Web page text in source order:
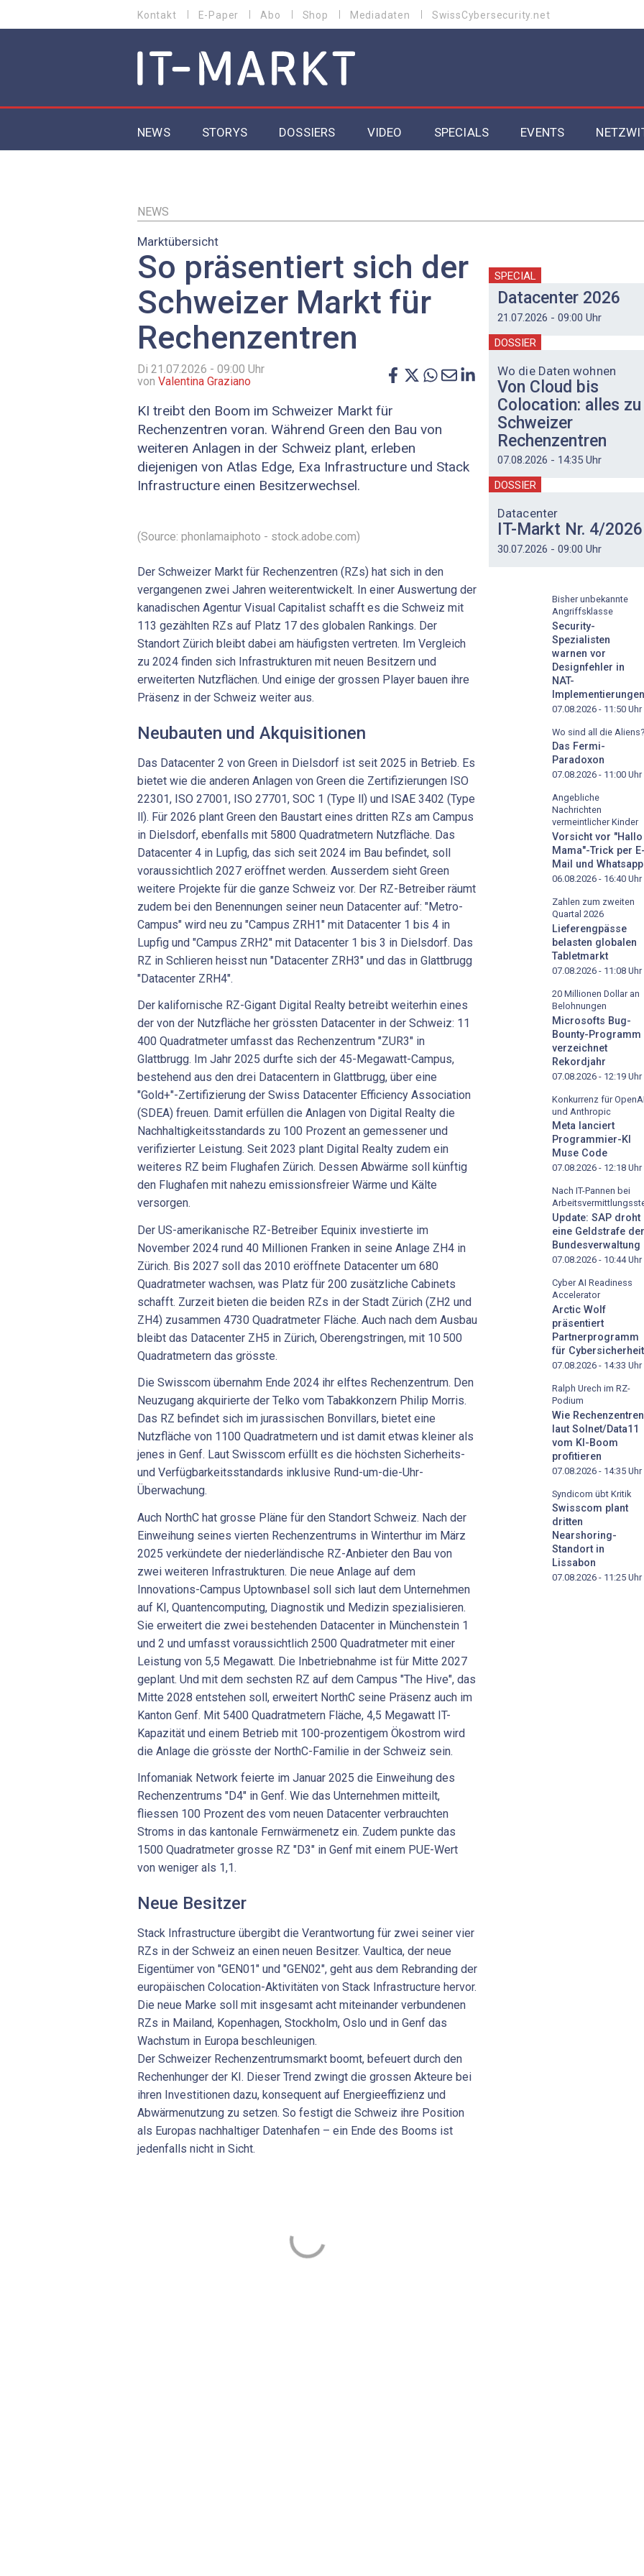
zum
MENU
Kontakt E-Paper Abo Shop Mediadaten SwissCybersecurity.net
MAIN NAVIGATION
NEWS STORYS DOSSIERS
EU-DSGVO
VIDEO SPECIALS
Artificial Intelligence 2025
EVENTS
NEWS
Marktübersicht
So präsentiert sich der
Schweizer Markt für
Rechenzentren
Di 21.07.2026 - 09:00 Uhr
von Valentina Graziano
KI treibt den Boom im Schweizer Markt für
Rechenzentren voran. Während Green den Bau von
weiteren Anlagen in der Schweiz plant, erleben
diejenigen von Atlas Edge, Exa Infrastructure und Stack
Infrastructure einen Besitzerwechsel.
(Source: phonlamaiphoto - stock.adobe.com)
Der Schweizer Markt für Rechenzentren (RZs) hat sich in den
vergangenen zwei Jahren weiterentwickelt. In einer Auswertung der
kanadischen Agentur Visual Capitalist schafft es die Schweiz mit
113 gezählten RZs auf Platz 17 des globalen Rankings. Der
Standort Zürich bleibt dabei am häufigsten vertreten. Im Vergleich
zu 2024 finden sich Infrastrukturen mit neuen Besitzern und
erweiterten Nutzflächen. Und einige der grossen Player bauen ihre
Präsenz in der Schweiz weiter aus.
Neubauten und Akquisitionen
Das Datacenter 2 von Green in Dielsdorf ist seit 2025 in Betrieb. Es
bietet wie die anderen Anlagen von Green die Zertifizierungen ISO
22301, ISO 27001, ISO 27701, SOC 1 (Type ll) und ISAE 3402 (Type
ll). Für 2026 plant Green den Baustart eines dritten RZs am Campus
in Dielsdorf, ebenfalls mit 5800 Quadratmetern Nutzfläche. Das
Datacenter 4 in Lupfig, das sich seit 2024 im Bau befindet, soll
voraussichtlich 2027 eröffnet werden. Ausserdem sieht Green
weitere Projekte für die ganze Schweiz vor. Der RZ-Betreiber räumt
zudem bei den Benennungen seiner neun Datacenter auf: "Metro-
Campus" wird neu zu "Campus ZRH1" mit Datacenter 1 bis 4 in
Lupfig und "Campus ZRH2" mit Datacenter 1 bis 3 in Dielsdorf. Das
RZ in Schlieren heisst nun "Datacenter ZRH3" und das in Glattbrugg
"Datacenter ZRH4".
Der kalifornische RZ-Gigant Digital Realty betreibt weiterhin eines
der von der Nutzfläche her grössten Datacenter in der Schweiz: 11
400 Quadratmeter umfasst das Rechenzentrum "ZUR3" in
Glattbrugg. Im Jahr 2025 durfte sich der 45-Megawatt-Campus,
bestehend aus den drei Datacentern in Glattbrugg, über eine
"Gold+"-Zertifizierung der Swiss Data­center Efficiency Association
(SDEA) freuen. Damit erfüllen die Anlagen von Digital Realty die
Nachhaltigkeitsstandards zu 100 Prozent an gemessener und
verifizierter Leistung. Seit 2023 plant Digital Realty zudem ein
weiteres RZ beim Flughafen Zürich. Dessen Abwärme soll künftig
den Flughafen mit nahezu emissionsfreier Wärme und Kälte
versorgen.
Der US-amerikanische RZ-Betreiber Equinix investierte im
November 2024 rund 40 Millionen Franken in seine Anlage ZH4 in
Zürich. Bis 2027 soll das 2010 eröffnete Datacenter um 680
Quadratmeter wachsen, was Platz für 200 zusätzliche Cabinets
schafft. Zurzeit bieten die beiden RZs in der Stadt Zürich (ZH2 und
ZH4) zusammen 4730 Quadratmeter Fläche. Auch nach dem Ausbau
bleibt das Datacenter ZH5 in Zürich, Oberengstringen, mit 10 500
Quadratmetern das grösste.
Die Swisscom übernahm Ende 2024 ihr elftes Rechenzentrum. Den
Neuzugang akquirierte der Telko vom Tabakkonzern Philip Morris.
Das RZ befindet sich im jurassischen Bonvillars, bietet eine
Nutzfläche von 1100 Quadratmetern und ist damit etwas kleiner als
jenes in Genf. Laut Swisscom erfüllt es die höchsten Sicherheits-
und Verfügbarkeitsstandards inklusive Rund-um-die-Uhr-
Überwachung.
Auch NorthC hat grosse Pläne für den Standort Schweiz. Nach der
Einweihung seines vierten Rechenzentrums in Winterthur im März
2025 verkündete der niederländische RZ-Anbieter den Bau von
zwei weiteren Infrastrukturen. Die neue Anlage auf dem
Innovations-Campus Uptownbasel soll sich laut dem Unternehmen
auf KI, Quantencomputing, Diagnostik und Medizin spezialisieren.
Sie erweitert die zwei bestehenden Datacenter in Münchenstein 1
und 2 und umfasst voraussichtlich 2500 Quadratmeter mit einer
Leistung von 5,5 Megawatt. Die Inbetriebnahme ist für Mitte 2027
geplant. Und mit dem sechsten RZ auf dem Campus "The Hive", das
Mitte 2028 entstehen soll, erweitert NorthC seine Präsenz auch im
Kanton Genf. Mit 5400 Quadratmetern Fläche, 4,5 Megawatt IT-
Kapazität und einem Betrieb mit 100-prozentigem Ökostrom wird
die Anlage die grösste der NorthC-Familie in der Schweiz sein.
Infomaniak Network feierte im Januar 2025 die Einweihung des
Rechenzentrums "D4" in Genf. Wie das Unternehmen mitteilt,
fliessen 100 Prozent des vom neuen Datacenter verbrauchten
Stroms in das kantonale Fernwärmenetz ein. Zudem punkte das
1500 Quadratmeter grosse RZ "D3" in Genf mit einem PUE-Wert
von weniger als 1,1.
Neue Besitzer
Stack Infrastructure übergibt die Verantwortung für zwei seiner vier
RZs in der Schweiz an einen neuen Besitzer. Vaultica, der neue
Eigentümer von "GEN01" und "GEN02", geht aus dem Rebranding der
europäischen Colocation-Aktivitäten von Stack Infrastructure hervor.
Die neue Marke soll mit insgesamt acht miteinander verbundenen
RZs in Mailand, Kopenhagen, Stockholm, Oslo und in Genf das
Wachstum in Europa beschleunigen.
Der Schweizer Rechenzentrumsmarkt boomt, befeuert durch den
Rechenhunger der KI. Dieser Trend zwingt die gros­sen Akteure bei
ihren Investitionen dazu, konsequent auf Energieeffizienz und
Abwärmenutzung zu setzen. So festigt die Schweiz ihre Position
als Europas nachhaltiger Datenhafen – ein Ende des Booms ist
jedenfalls nicht in Sicht.
SPECIAL
Datacenter 2026
21.07.2026 - 09:00 Uhr
DOSSIER
Wo die Daten wohnen
Von Cloud bis
Colocation: alles zu
Schweizer
Rechenzentren
07.08.2026 - 14:35 Uhr
DOSSIER
Datacenter
IT-Markt Nr. 4/2026
30.07.2026 - 09:00 Uhr
Bisher unbekannte
Angriffsklasse
Security-
Spezialisten
warnen vor
Designfehler in
NAT-
Implementierungen
07.08.2026 - 11:50 Uhr
Wo sind all die Aliens?
Das Fermi-
Paradoxon
07.08.2026 - 11:00 Uhr
Angebliche
Nachrichten
vermeintlicher Kinder
Vorsicht vor "Hallo
Mama"-Trick per E-
Mail und Whatsapp
06.08.2026 - 16:40 Uhr
Zahlen zum zweiten
Quartal 2026
Lieferengpässe
belasten globalen
Tabletmarkt
07.08.2026 - 11:08 Uhr
20 Millionen Dollar an
Belohnungen
Microsofts Bug-
Bounty-Programm
verzeichnet
Rekordjahr
07.08.2026 - 12:19 Uhr
Konkurrenz für OpenAI
und Anthropic
Meta lanciert
Programmier-KI
Muse Code
07.08.2026 - 12:18 Uhr
Nach IT-Pannen bei
Update: SAP droht
eine Geldstrafe der
Bundesverwaltung
07.08.2026 - 10:44Uhr
Cyber AI Readiness
Accelerator
Arctic Wolf
präsentiert
Partnerprogramm
für Cybersicherheit
07.08.2026 - 14:33 Uhr
Ralph Urech im RZ-
Podium
Wie Rechenzentren
laut Solnet/Data11
vom KI-Boom
profitieren
07.08.2026 - 14:35 Uhr
Syndicom übt Kritik
Swisscom plant
dritten
Nearshoring-
Standort in
Lissabon
07.08.2026 - 11:25 Uhr